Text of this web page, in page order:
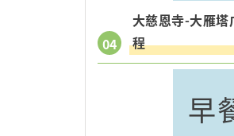
04
大慈恩寺-大雁
程
早